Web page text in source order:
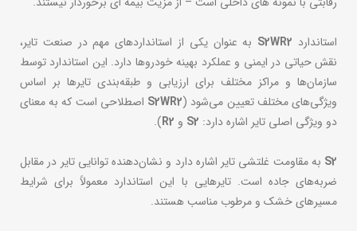
استاندارد S2WR2 به عنوان یکی از استانداردهای مهم در صنعت تایر،
نقش حیاتی در ایمنی و عملکرد بهینه خودروها دارد. این استاندارد توسط
سازمان‌ها و مراکز مختلف برای ارزیابی و طبقه‌بندی تایرها بر اساس
ویژگی‌های مختلف تعیین می‌شود (S2WR2 اصطلاحی است که به معنای
دو ویژگی اصلی تایر اشاره دارد: S2 و R2
).
S2 به مقاومت غلتشی تایر اشاره دارد و نشان‌دهنده توانایی تایر در مقابل
ضربه‌های جاده است. تایرهایی با این استاندارد معمولاً برای شرایط
مسیرهای خشک و مرطوب مناسب هستند.